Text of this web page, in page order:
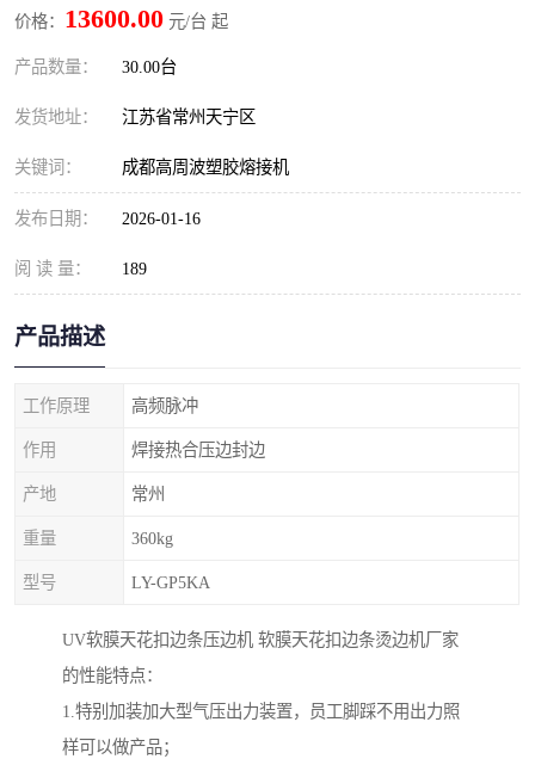
价格： 13600.00 元/台 起
产品数量： 30.00台
发货地址： 江苏省常州天宁区
关键词： 成都高周波塑胶熔接机
发布日期： 2026-01-16
阅 读 量： 189
产品描述
工作原理 高频脉冲
作用 焊接热合压边封边
产地 常州
重量 360kg
型号 LY-GP5KA
UV软膜天花扣边条压边机 软膜天花扣边条烫边机厂家
的性能特点：
1.特别加装加大型气压出力装置，员工脚踩不用出力照
样可以做产品；